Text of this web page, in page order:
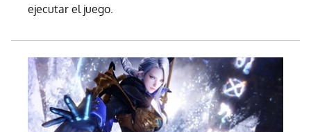
ejecutar el juego.